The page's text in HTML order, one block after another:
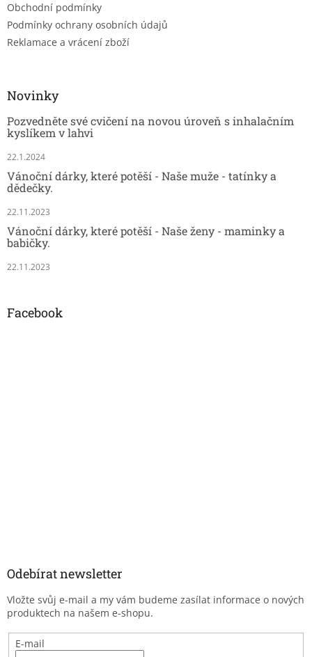
Obchodní podmínky
Podmínky ochrany osobních údajů
Reklamace a vrácení zboží
Novinky
Pozvedněte své cvičení na novou úroveň s inhalačním
kyslíkem v lahvi
22.1.2024
Vánoční dárky, které potěší - Naše muže - tatínky a
dědečky.
22.11.2023
Vánoční dárky, které potěší - Naše ženy - maminky a
babičky.
22.11.2023
Facebook
Odebírat newsletter
Vložte svůj e-mail a my vám budeme zasílat informace o nových
produktech na našem e-shopu.
E-mail